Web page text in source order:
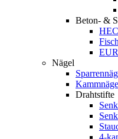
Beton- &
Nägel
Drahtstifte
4-